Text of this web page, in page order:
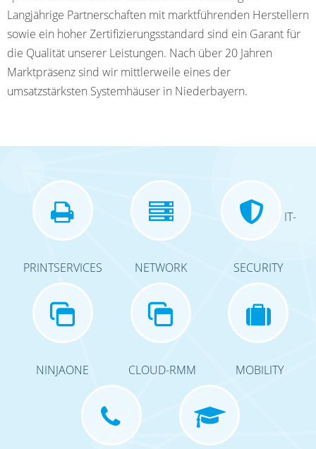
Langjährige Partnerschaften mit marktführenden Herstellern
sowie ein hoher Zertifizierungsstandard sind ein Garant für
die Qualität unserer Leistungen. Nach über 20 Jahren
Marktpräsenz sind wir mittlerweile eines der
umsatzstärksten Systemhäuser in Niederbayern.
PRINTSERVICES NETWORK
IT-
SECURITY
NINJAONE CLOUD-RMM MOBILITY